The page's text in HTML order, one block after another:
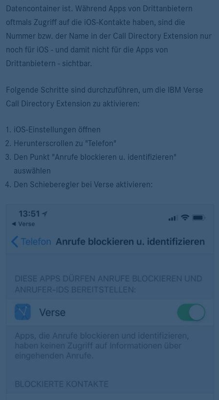
Datencontainer ist. Während Apps von Drittanbietern
oftmals Zugriff auf die iOS-Kontakte haben, sind die
Nummer bzw. der Name in der Call Directory Extension nur
noch für iOS - und damit nicht für die Apps von
Drittanbietern - sichtbar.
Folgende Schritte sind durchzuführen, um die IBM Verse
Call Directory Extension zu aktivieren:
iOS-Einstellungen öffnen
Herunterscrollen zu "Telefon"
Den Punkt "Anrufe blockieren u. identifizieren"
auswählen
Den Schieberegler bei Verse aktivieren: